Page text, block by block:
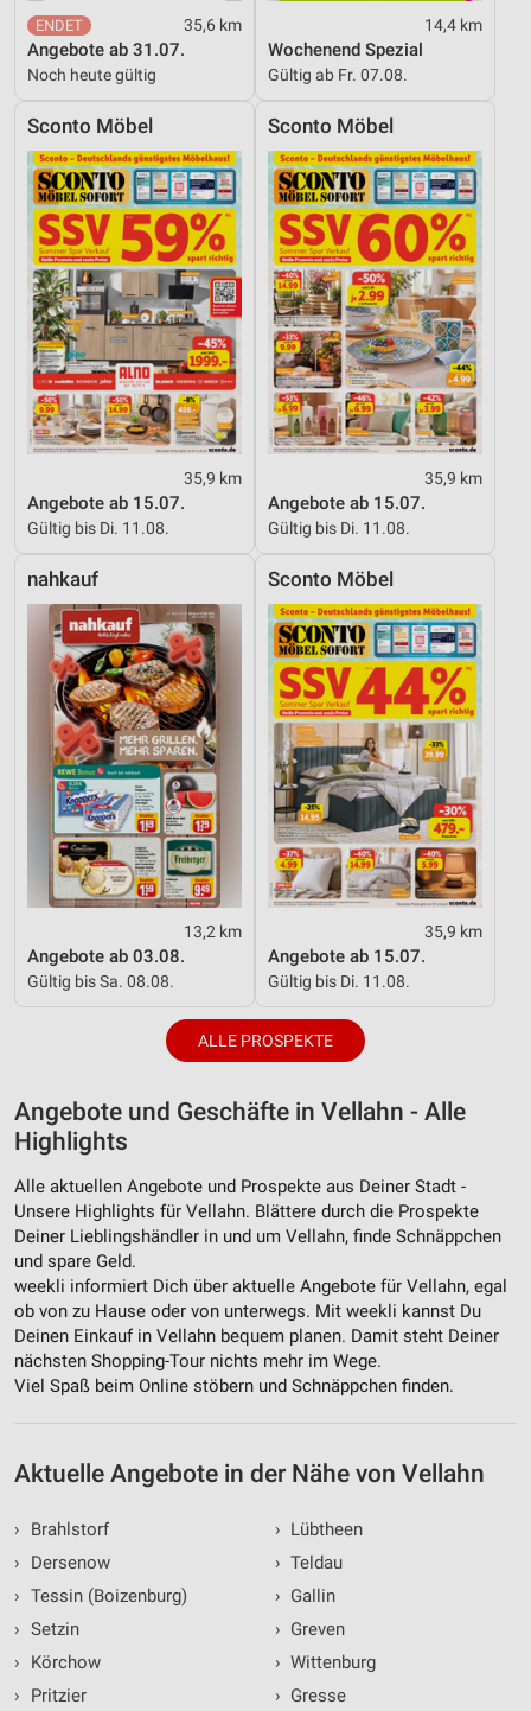
35,6 km
Angebote ab 31.07.
Noch heute gültig
14,4 km
Wochenend Spezial
Gültig ab Fr. 07.08.
Sconto Möbel
35,9 km
Angebote ab 15.07.
Gültig bis Di. 11.08.
Sconto Möbel
35,9 km
Angebote ab 15.07.
Gültig bis Di. 11.08.
nahkauf
13,2 km
Angebote ab 03.08.
Gültig bis Sa. 08.08.
Sconto Möbel
35,9 km
Angebote ab 15.07.
Gültig bis Di. 11.08.
ALLE PROSPEKTE
Angebote und Geschäfte in Vellahn - Alle
Highlights
Alle aktuellen Angebote und Prospekte aus Deiner Stadt -
Unsere Highlights für Vellahn. Blättere durch die Prospekte
Deiner Lieblingshändler in und um Vellahn, finde Schnäppchen
und spare Geld.
weekli informiert Dich über aktuelle Angebote für Vellahn, egal
ob von zu Hause oder von unterwegs. Mit weekli kannst Du
Deinen Einkauf in Vellahn bequem planen. Damit steht Deiner
nächsten Shopping-Tour nichts mehr im Wege.
Viel Spaß beim Online stöbern und Schnäppchen finden.
Aktuelle Angebote in der Nähe von Vellahn
›
Brahlstorf
›
Dersenow
› Tessin (Boizenburg)
› Setzin
›
Körchow
›
Pritzier
› Lübtheen
› Teldau
› Gallin
› Greven
› Wittenburg
› Gresse